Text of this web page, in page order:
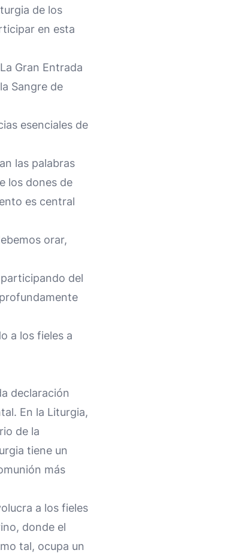
de los
en esta
Gran Entrada
Sangre de
esenciales de
las palabras
los dones de
es central
orar,
del
a los fieles a
declaración
En la Liturgia,
de la
tiene un
más
a los fieles
donde el
tal, ocupa un